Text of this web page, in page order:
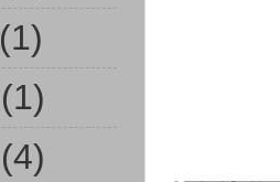
(1)
(1)
(4)